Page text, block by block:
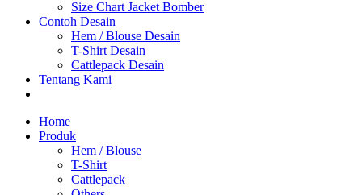
Size Chart Jacket Bomber
Contoh Desain
Hem / Blouse Desain
T-Shirt Desain
Cattlepack Desain
Tentang Kami
Home
Produk
Hem / Blouse
T-Shirt
Cattlepack